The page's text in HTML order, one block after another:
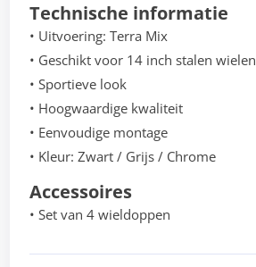
Technische informatie
• Uitvoering: Terra Mix
• Geschikt voor 14 inch stalen wielen
• Sportieve look
• Hoogwaardige kwaliteit
• Eenvoudige montage
• Kleur: Zwart / Grijs / Chrome
Accessoires
• Set van 4 wieldoppen